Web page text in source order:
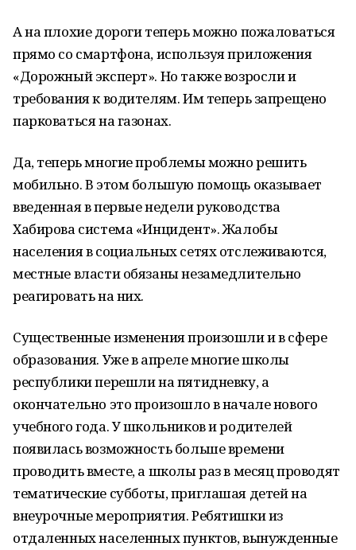
А на плохие дороги теперь можно пожаловаться
прямо со смартфона, используя приложения
«Дорожный эксперт». Но также возросли и
требования к водителям. Им теперь запрещено
парковаться на газонах.
Да, теперь многие проблемы можно решить
мобильно. В этом большую помощь оказывает
введенная в первые недели руководства
Хабирова система «Инцидент». Жалобы
населения в социальных сетях отслеживаются,
местные власти обязаны незамедлительно
реагировать на них.
Существенные изменения произошли и в сфере
образования. Уже в апреле многие школы
республики перешли на пятидневку, а
окончательно это произошло в начале нового
учебного года. У школьников и родителей
появилась возможность больше времени
проводить вместе, а школы раз в месяц проводят
тематические субботы, приглашая детей на
внеурочные мероприятия. Ребятишки из
отдаленных населенных пунктов, вынужденные